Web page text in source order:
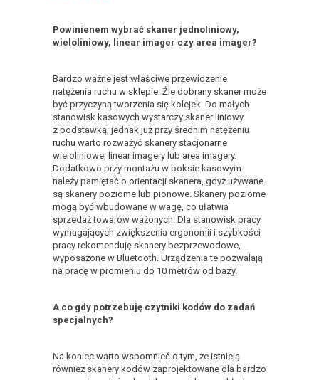
Powinienem wybrać skaner jednoliniowy,
wieloliniowy, linear imager czy area imager?
Bardzo ważne jest właściwe przewidzenie
natężenia ruchu w sklepie. Źle dobrany skaner może
być przyczyną tworzenia się kolejek. Do małych
stanowisk kasowych wystarczy skaner liniowy
z podstawką, jednak już przy średnim natężeniu
ruchu warto rozważyć skanery stacjonarne
wieloliniowe, linear imagery lub area imagery.
Dodatkowo przy montażu w boksie kasowym
należy pamiętać o orientacji skanera, gdyż używane
są skanery poziome lub pionowe. Skanery poziome
mogą być wbudowane w wagę, co ułatwia
sprzedaż towarów ważonych. Dla stanowisk pracy
wymagających zwiększenia ergonomii i szybkości
pracy rekomenduję skanery bezprzewodowe,
wyposażone w Bluetooth. Urządzenia te pozwalają
na pracę w promieniu do 10 metrów od bazy.
A co gdy potrzebuję czytniki kodów do zadań
specjalnych?
Na koniec warto wspomnieć o tym, że istnieją
również skanery kodów zaprojektowane dla bardzo